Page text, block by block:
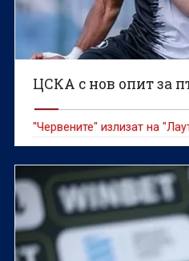
ЦСКА с нов опит за
"Червените" излизат на